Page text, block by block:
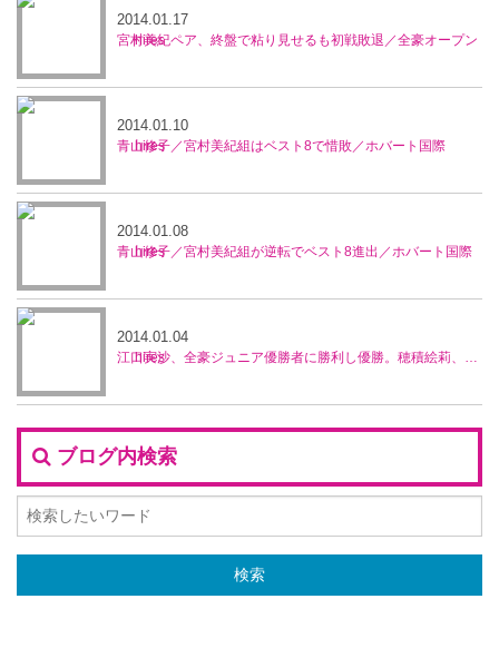
宮村美紀ペア、終盤で粘り見せるも初戦敗退／全豪オープン
2014.01.17
青山修子／宮村美紀組はベスト8で惜敗／ホバート国際
2014.01.10
青山修子／宮村美紀組が逆転でベスト8進出／ホバート国際
2014.01.08
江口実沙、全豪ジュニア優勝者に勝利し優勝。穂積絵莉、宮村美紀ペアが準優勝／ブルネイ5万ドル大会
2014.01.04
ブログ内検索